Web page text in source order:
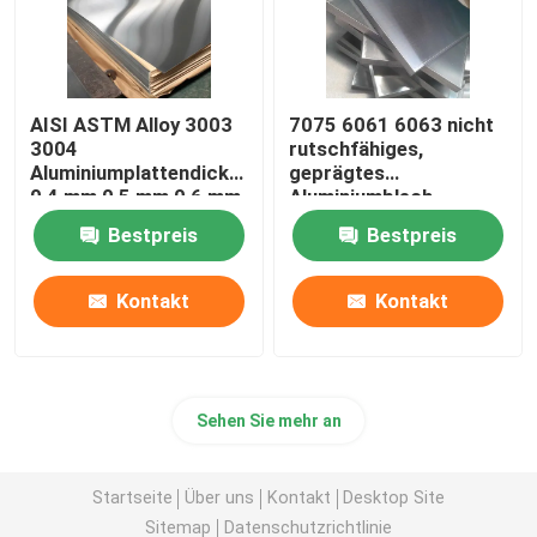
AISI ASTM Alloy 3003
3004
Aluminiumplattendicke
0,4 mm 0,5 mm 0,6 mm
Bestpreis
Kontakt
7075 6061 6063 nicht
rutschfähiges,
geprägtes
Aluminiumblech,
Plattenlegiertes Metall
Bestpreis
Kontakt
Sehen Sie mehr an
Startseite Über uns Kontakt
Desktop Site
Sitemap
Datenschutzrichtlinie